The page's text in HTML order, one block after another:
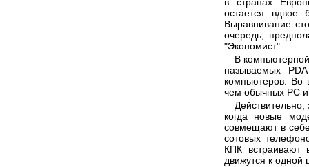
остается
Выравнивание
очередь,
"Экономист".
В
называемых
компьютеров. Во
чем обычных PC
когда новые
совмещают в
сотовых
КПК
движутся к одной